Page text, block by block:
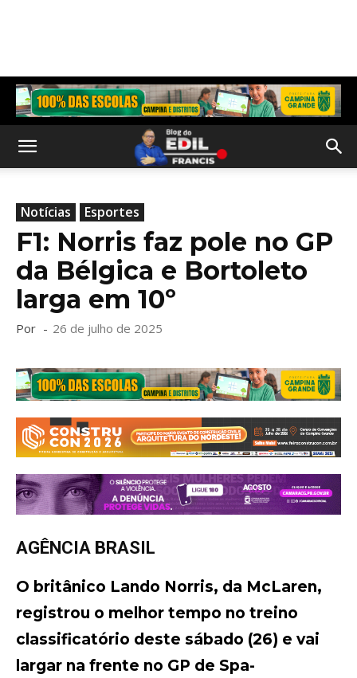
Notícias Esportes
F1: Norris faz pole no GP
da Bélgica e Bortoleto
larga em 10º
Por - 26 de julho de 2025
AGÊNCIA BRASIL
O britânico Lando Norris, da McLaren,
registrou o melhor tempo no treino
classificatório deste sábado (26) e vai
largar na frente no GP de Spa-